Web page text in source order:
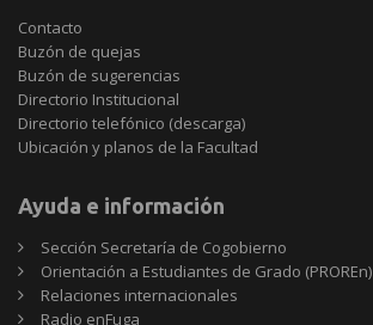
Contacto
Buzón de quejas
Buzón de sugerencias
Directorio Institucional
Directorio telefónico (descarga)
Ubicación y planos de la Facultad
Ayuda e información
Sección Secretaría de Cogobierno
Orientación a Estudiantes de Grado (PROREn)
Relaciones internacionales
Radio enFuga